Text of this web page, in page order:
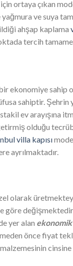
ortaya çıkan
yağmura ve suya
ahşap kaplama
tercih
ekonomiye sahip
sahiptir.
ev arayışına
olduğu
villa kapısı
ayrılmaktadır.
olarak
göre
yer alan ekonomik
önce fiyat
malzemesinin